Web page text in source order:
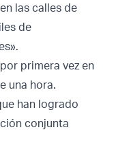
las calles de
de
primera vez en
una hora.
han logrado
conjunta